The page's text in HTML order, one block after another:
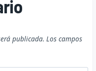
publicada. Los campos